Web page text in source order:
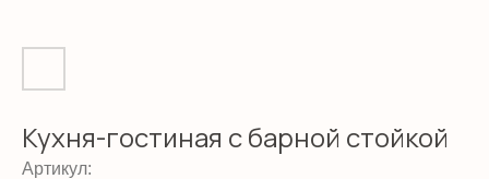
Кухня-гостиная с барной стойкой
Артикул: